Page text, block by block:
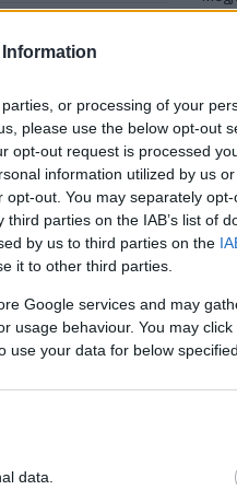
or processing of your
please use the below opt-out
opt-out request is processed
information utilized by us
out. You may separately
parties on the IAB’s list of
by us to third parties on the
it to other third parties.
Google services and may
usage behaviour. You may
use your data for below
data.
kereste.
szerint a
abban
melyek
véleménye
gyorsan fejlődik,
majd támasztani,
az egész
felhívta
Az
196 fokos
A
A